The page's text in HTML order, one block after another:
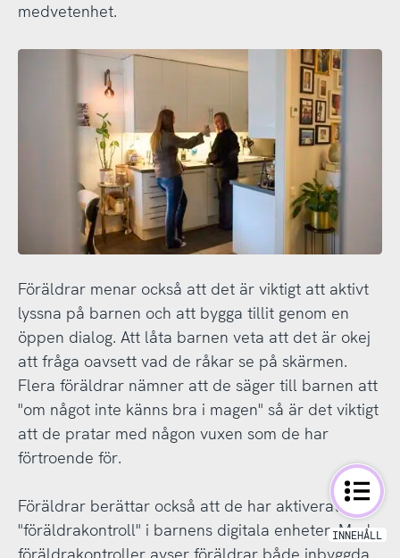
medvetenhet.
Föräldrar menar också att det är viktigt att aktivt
lyssna på barnen och att bygga tillit genom en
öppen dialog. Att låta barnen veta att det är okej
att fråga oavsett vad de råkar se på skärmen.
Flera föräldrar nämner att de säger till barnen att
"om något inte känns bra i magen" så är det viktigt
att de pratar med någon vuxen som de har
förtroende för.
Föräldrar berättar också att de har aktiverat
"föräldrakontroll" i barnens digitala enheter. Med
föräldrakontroller avser föräldrar både inbyggda